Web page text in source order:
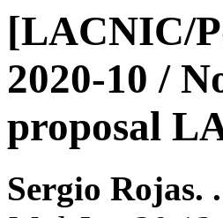
[LACNIC/
2020-10 /
proposal
Sergio Rojas.